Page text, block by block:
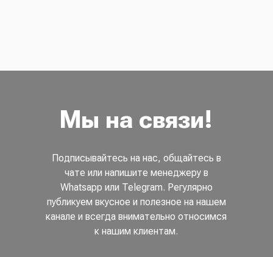
Мы на связи!
Подписывайтесь на нас, общайтесь в
чате или напишите менеджеру в
Whatsapp или Telegram. Регулярно
публикуем вкусное и полезное на нашем
канале и всегда внимательно относимся
к нашим клиентам.